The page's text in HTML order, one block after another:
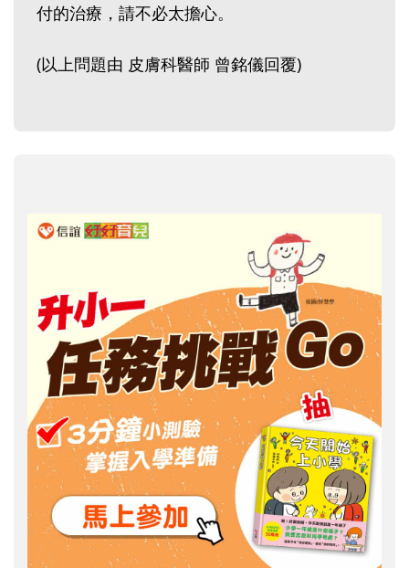
付的治療，請不必太擔心。
(以上問題由 皮膚科醫師 曾銘儀回覆)